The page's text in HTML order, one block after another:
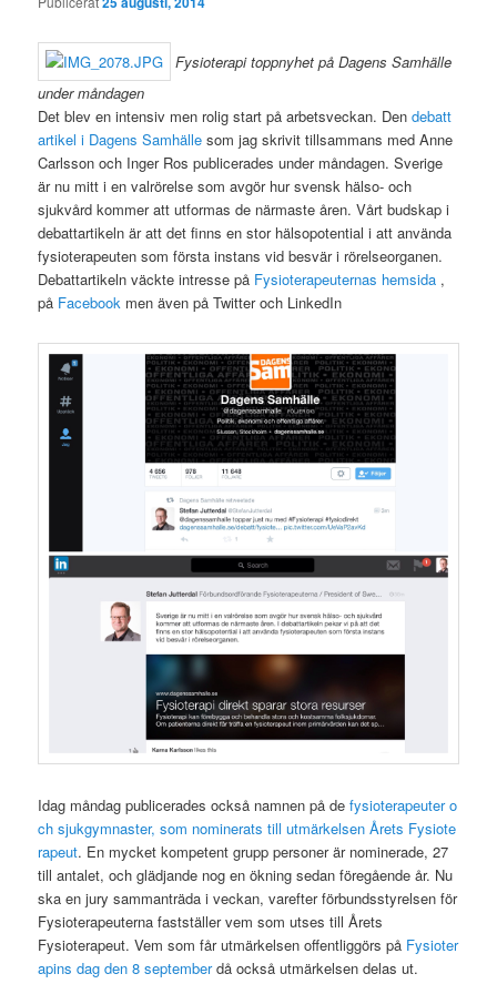
Fysioterapi toppnyhet på Dagens Samhälle
under måndagen
Det blev en intensiv men rolig start på arbetsveckan. Dendebatt
artikel i Dagens Samhälle som jag skrivit tillsammans med Anne
Carlsson och Inger Ros publicerades under måndagen. Sverige
är nu mitt i en valrörelse som avgör hur svensk hälso- och
sjukvård kommer att utformas de närmaste åren. Vårt budskap i
debattartikeln är att det finns en stor hälsopotential i att använda
fysioterapeuten som första instans vid besvär i rörelseorganen.
Debattartikeln väckte intresse på Fysioterapeuternas hemsida ,
på Facebook men även på Twitter och LinkedIn
Idag måndag publicerades också namnen på defysioterapeuter o
ch sjukgymnaster, som nominerats till utmärkelsen Årets Fysiote
rapeut. En mycket kompetent grupp personer är nominerade, 27
till antalet, och glädjande nog en ökning sedan föregående år. Nu
ska en jury sammanträda i veckan, varefter förbundsstyrelsen för
Fysioterapeuterna fastställer vem som utses till Årets
Fysioterapeut. Vem som får utmärkelsen offentliggörs på Fysioter
apins dag den 8 septemberdå också utmärkelsen delas ut.